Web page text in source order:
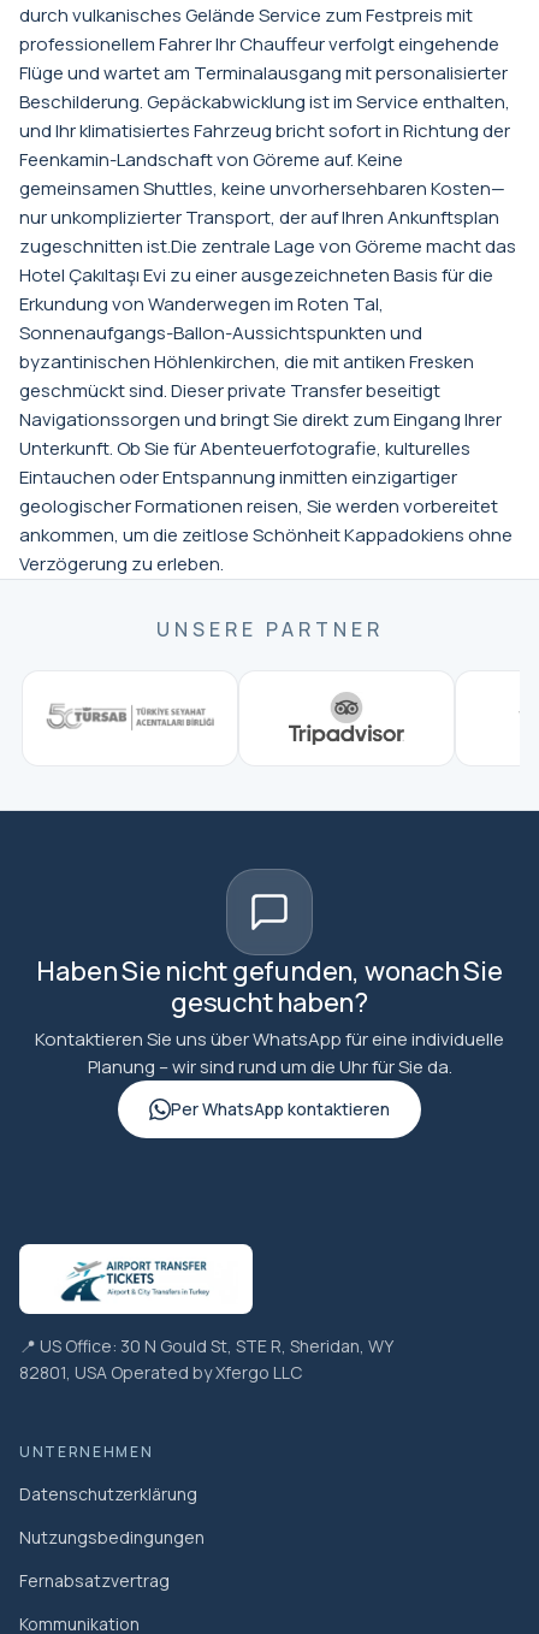
durch vulkanisches Gelände Service zum Festpreis mit
professionellem Fahrer Ihr Chauffeur verfolgt eingehende
Flüge und wartet am Terminalausgang mit personalisierter
Beschilderung. Gepäckabwicklung ist im Service enthalten,
und Ihr klimatisiertes Fahrzeug bricht sofort in Richtung der
Feenkamin-Landschaft von Göreme auf. Keine
gemeinsamen Shuttles, keine unvorhersehbaren Kosten—
nur unkomplizierter Transport, der auf Ihren Ankunftsplan
zugeschnitten ist.Die zentrale Lage von Göreme macht das
Hotel Çakıltaşı Evi zu einer ausgezeichneten Basis für die
Erkundung von Wanderwegen im Roten Tal,
Sonnenaufgangs-Ballon-Aussichtspunkten und
byzantinischen Höhlenkirchen, die mit antiken Fresken
geschmückt sind. Dieser private Transfer beseitigt
Navigationssorgen und bringt Sie direkt zum Eingang Ihrer
Unterkunft. Ob Sie für Abenteuerfotografie, kulturelles
Eintauchen oder Entspannung inmitten einzigartiger
geologischer Formationen reisen, Sie werden vorbereitet
ankommen, um die zeitlose Schönheit Kappadokiens ohne
Verzögerung zu erleben.
UNSERE PARTNER
Haben Sie nicht gefunden, wonach Sie
gesucht haben?
Kontaktieren Sie uns über WhatsApp für eine individuelle
Planung – wir sind rund um die Uhr für Sie da.
Per WhatsApp kontaktieren
📍 US Office: 30 N Gould St, STE R, Sheridan, WY
82801, USA Operated by Xfergo LLC
UNTERNEHMEN
Datenschutzerklärung
Nutzungsbedingungen
Fernabsatzvertrag
Kommunikation